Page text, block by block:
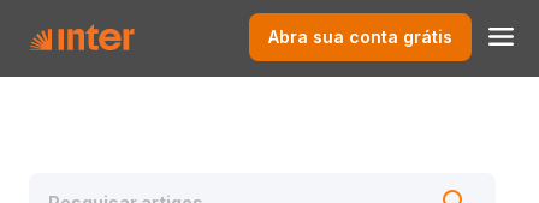
Abra sua conta grátis